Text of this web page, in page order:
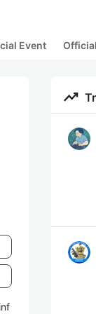
Event
trending_up